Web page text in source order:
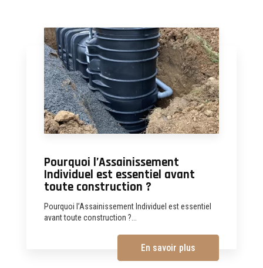
Pourquoi l’Assainissement
Individuel est essentiel avant
toute construction ?
Pourquoi l’Assainissement Individuel est essentiel
avant toute construction ?...
En savoir plus